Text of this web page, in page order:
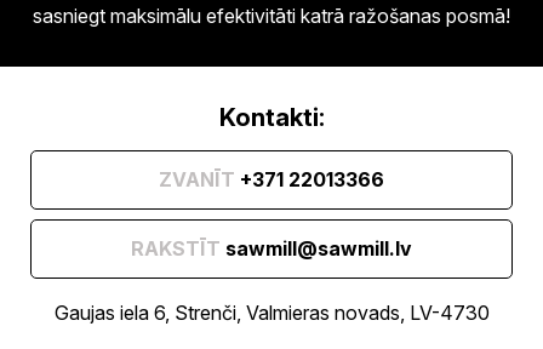
sasniegt maksimālu efektivitāti katrā ražošanas posmā!
Kontakti:
ZVANĪT +371 22013366
RAKSTĪT sawmill@sawmill.lv
Gaujas iela 6, Strenči, Valmieras novads, LV-4730